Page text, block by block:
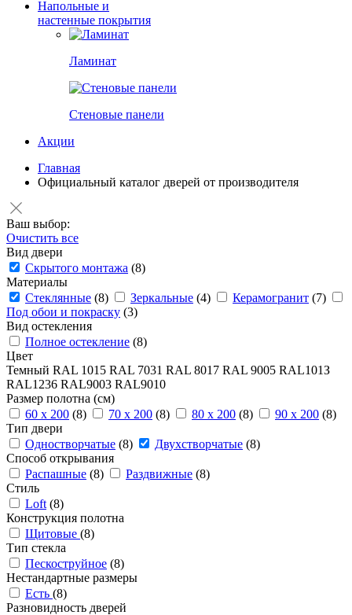
Напольные и
настенные покрытия
Ламинат
Стеновые панели
Акции
Главная
Официальный каталог дверей от производителя
Ваш выбор:
Очистить все
Вид двери
Скрытого монтажа (8)
Материалы
Стеклянные (8) Зеркальные (4) Керамогранит (7)
Под обои и покраску (3)
Вид остекления
Полное остекление (8)
Цвет
Темный RAL 1015 RAL 7031 RAL 8017 RAL 9005 RAL101З
RAL1236 RAL9003 RAL9010
Размер полотна (см)
60 x 200 (8) 70 x 200 (8) 80 x 200 (8) 90 x 200 (8)
Тип двери
Одностворчатые (8) Двухстворчатые (8)
Способ открывания
Распашные (8) Раздвижные (8)
Стиль
Loft (8)
Конструкция полотна
Щитовые (8)
Тип стекла
Пескоструйное (8)
Нестандартные размеры
Есть (8)
Разновидность дверей